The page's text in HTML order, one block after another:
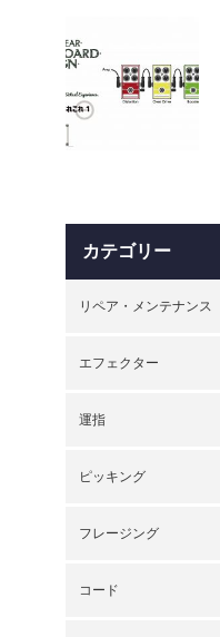
カテゴリー
リペア・メンテナンス
エフェクター
運指
ピッキング
フレージング
コード